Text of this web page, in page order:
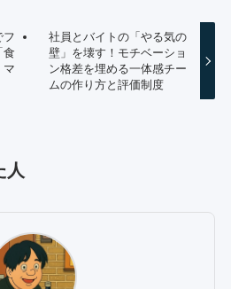
フ
食
マ
社員とバイトの「やる気の
壁」を壊す！モチベーショ
ン格差を埋める一体感チー
ムの作り方と評価制度
人